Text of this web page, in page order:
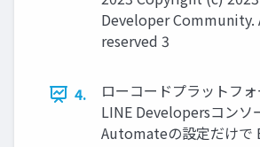
Developer Community.
reserved 3
4.
ローコードプラットフ
LINE Developersコンソ
Automateの設定だけで